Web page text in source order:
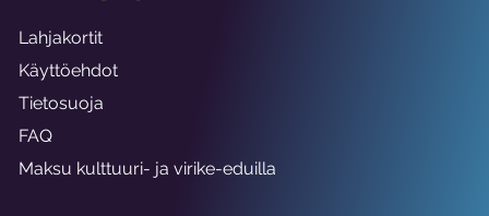
Lahjakortit
Käyttöehdot
Tietosuoja
FAQ
Maksu kulttuuri- ja virike-eduilla